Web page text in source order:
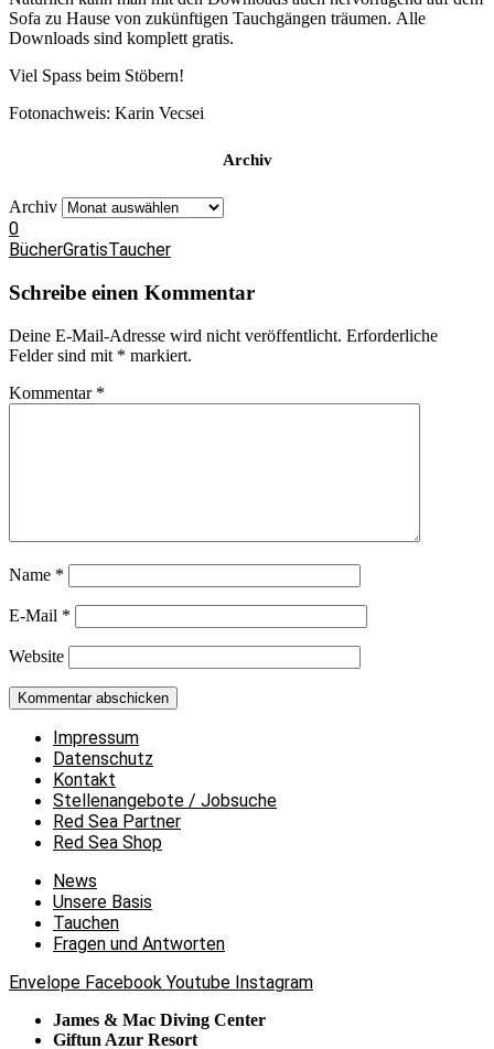
Sofa zu Hause von zukünftigen Tauchgängen träumen. Alle
Downloads sind komplett gratis.
Viel Spass beim Stöbern!
Fotonachweis: Karin Vecsei
Archiv
Archiv
0
BücherGratisTaucher
Schreibe einen Kommentar
Deine E-Mail-Adresse wird nicht veröffentlicht. Erforderliche
Felder sind mit * markiert.
Kommentar *
Name *
E-Mail *
Website
Impressum
Datenschutz
Kontakt
Stellenangebote / Jobsuche
Red Sea Partner
Red Sea Shop
News
Unsere Basis
Tauchen
Fragen und Antworten
Envelope Facebook Youtube Instagram
James & Mac Diving Center
Giftun Azur Resort